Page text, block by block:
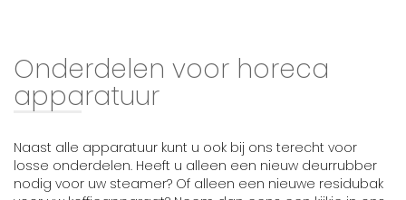
Onderdelen voor horeca
apparatuur
Naast alle apparatuur kunt u ook bij ons terecht voor
losse onderdelen. Heeft u alleen een nieuw deurrubber
nodig voor uw steamer? Of alleen een nieuwe residubak